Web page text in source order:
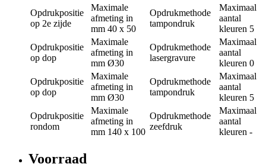
Opdrukpositie
op 2e zijde
Maximale
afmeting in
mm 40 x 50
Opdrukmethode
tampondruk
Maximaal
aantal
kleuren 5
Opdrukpositie
op dop
Maximale
afmeting in
mm Ø30
Opdrukmethode
lasergravure
Maximaal
aantal
kleuren 0
Opdrukpositie
op dop
Maximale
afmeting in
mm Ø30
Opdrukmethode
tampondruk
Maximaal
aantal
kleuren 5
Opdrukpositie
rondom
Maximale
afmeting in
mm 140 x 100
Opdrukmethode
zeefdruk
Maximaal
aantal
kleuren -
Voorraad